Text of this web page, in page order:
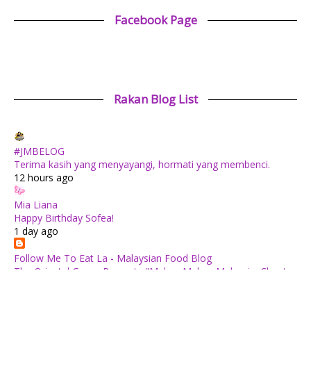
Facebook Page
Rakan Blog List
#JMBELOG
Terima kasih yang menyayangi, hormati yang membenci.
12 hours ago
Mia Liana
Happy Birthday Sofea!
1 day ago
Follow Me To Eat La - Malaysian Food Blog
The Oriental Group Presents "Makan Makan Malaysia: Chapter